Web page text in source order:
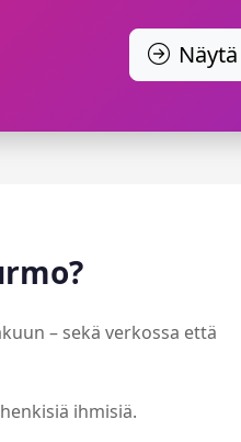
– sekä verkossa että
ihmisiä.